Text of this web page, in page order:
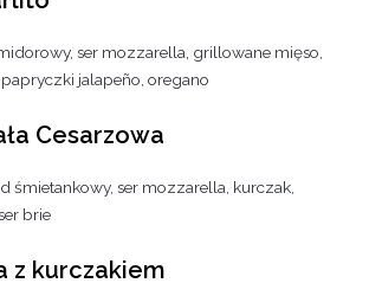
ser mozzarella, grillowane mięso,
jalapeño, oregano
Cesarzowa
śmietankowy, ser mozzarella, kurczak,
brie
z kurczakiem